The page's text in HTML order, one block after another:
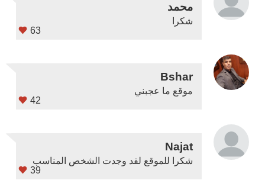
63
محمد
شكرا
42
Bshar
موقع ما عجبني
39
Najat
شكرا للموقع لقد وجدت الشخص المناسب